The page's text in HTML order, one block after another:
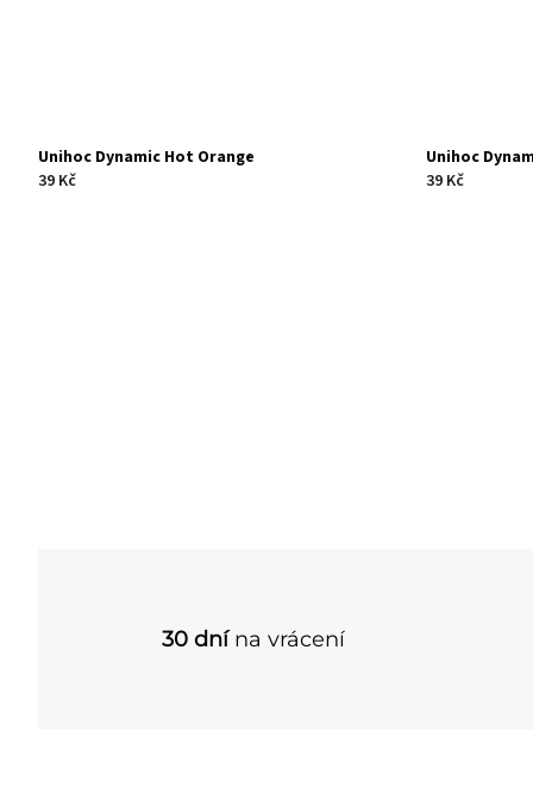
Unihoc Dynamic Hot Orange
39 Kč
Unihoc
39 Kč
30 dnína vrácení